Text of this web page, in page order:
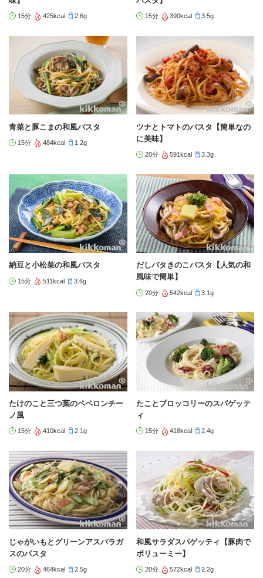
15分 425kcal 2.6g 15分 390kcal 3.5g
青菜と豚こまの和風パスタ
15分 484kcal 1.2g
ツナとトマトのパスタ【簡単なの
に美味】
20分 591kcal 3.3g
納豆と小松菜の和風パスタ
15分 511kcal 3.6g
だしバタきのこパスタ【人気の和
風味で簡単】
20分 542kcal 3.1g
たけのこと三つ葉のペペロンチー
ノ風
15分 410kcal 2.1g
たことブロッコリーのスパゲッテ
ィ
15分 418kcal 2.4g
じゃがいもとグリーンアスパラガ
スのパスタ
20分 464kcal 2.5g
和風サラダスパゲッティ【豚肉で
ボリューミー】
20分 572kcal 2.2g